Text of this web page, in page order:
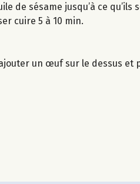
de sésame jusqu’à ce qu’ils
cuire 5 à 10 min.
un œuf sur le dessus et